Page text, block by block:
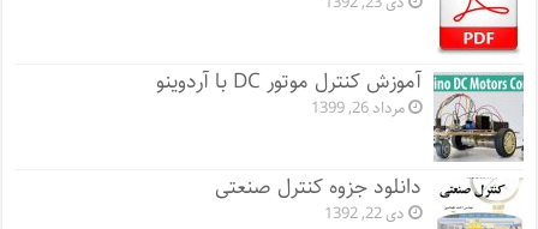
آموزش کنترل موتور DC با آردوینو
مرداد 26, 1399
دانلود جزوه کنترل صنعتی
دی 22, 1392